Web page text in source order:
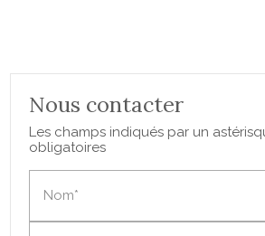
Nous contacter
Les champs indiqués par un
obligatoires
Nom*